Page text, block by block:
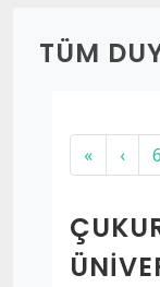
TÜM
« ‹ 6